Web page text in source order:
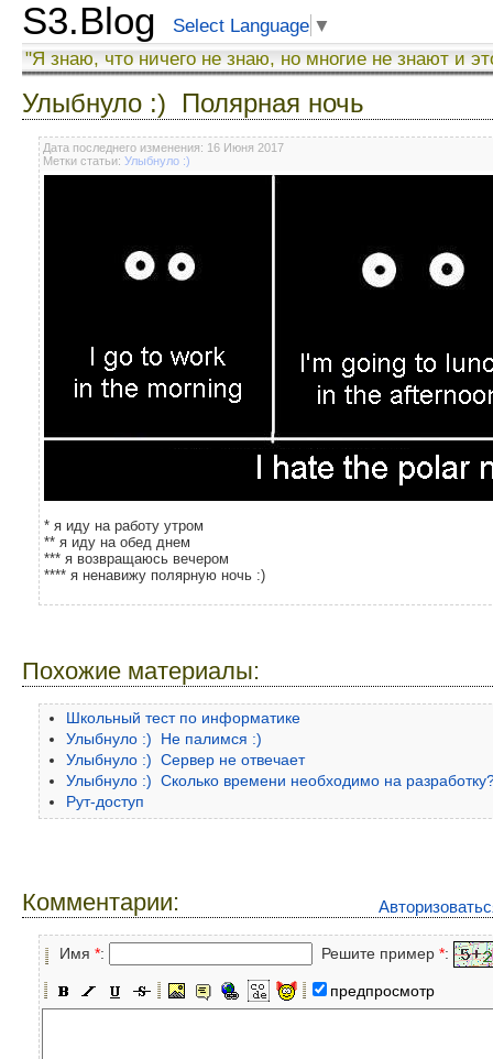
S3.Blog Select Language ▼
"Я знаю, что ничего не знаю, но многие не знают и
Улыбнуло :) Полярная ночь
Дата последнего изменения: 16 Июня 2017
Метки статьи: Улыбнуло :)
* я иду на работу утром
** я иду на обед днем
*** я возвращаюсь вечером
**** я ненавижу полярную ночь :)
Похожие материалы:
Школьный тест по информатике
Улыбнуло :) Не палимся :)
Улыбнуло :) Сервер не отвечает
Улыбнуло :) Сколько времени необходимо на
Рут-доступ
Комментарии:
Имя *: Решите пример *:
предпросмотр